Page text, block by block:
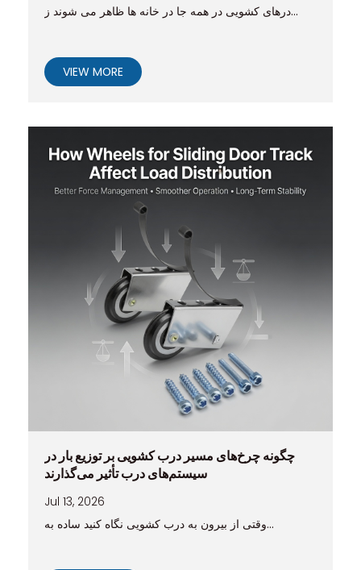
درهای کشویی در همه جا در خانه ها ظاهر می شوند ز...
VIEW MORE
چگونه چرخ‌های مسیر درب کشویی بر توزیع بار در
سیستم‌های درب تأثیر می‌گذارند
Jul 13, 2026
وقتی از بیرون به درب کشویی نگاه کنید ساده به...